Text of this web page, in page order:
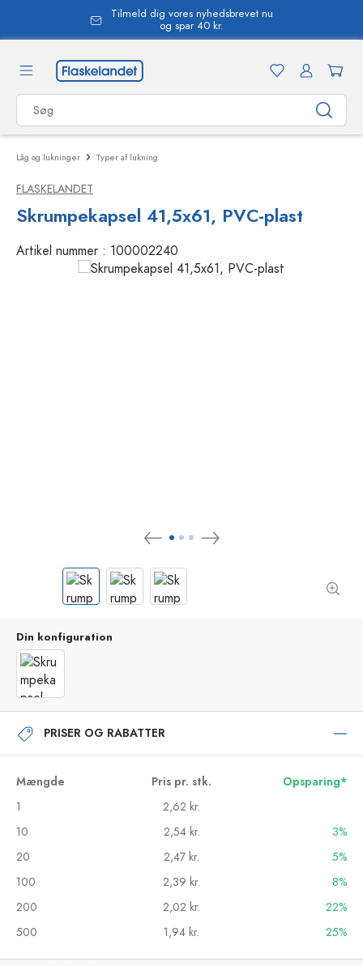
Tilmeld dig vores nyhedsbrevet nu
og spar 40 kr.
Låg og lukninger Typer af lukning
FLASKELANDET
Skrumpekapsel 41,5x61, PVC-plast
Artikel nummer : 100002240
Din konfiguration
PRISER OG RABATTER
Mængde Pris pr. stk.
Opsparing*
1
2,62 kr.
10
2,54 kr.
3%
20
2,47 kr.
5%
100
2,39 kr.
8%
200
2,02 kr.
22%
500
1,94 kr. 25%